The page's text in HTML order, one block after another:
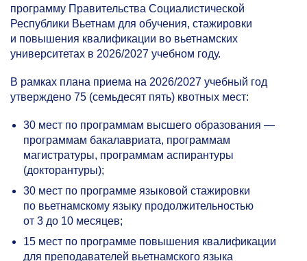
программу Правительства Социалистической
Республики Вьетнам для обучения, стажировки
и повышения квалификации во вьетнамских
университетах в 2026/2027 учебном году.
В рамках плана приема на 2026/2027 учебный год
утверждено 75 (семьдесят пять) квотных мест:
30 мест по программам высшего образования —
программам бакалавриата, программам
магистратуры, программам аспирантуры
(докторантуры);
30 мест по программе языковой стажировки
по вьетнамскому языку продолжительностью
от 3 до 10 месяцев;
15 мест по программе повышения квалификации
для преподавателей вьетнамского языка